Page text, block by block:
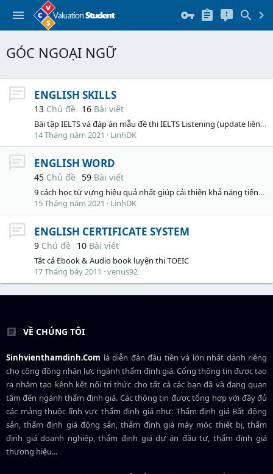
GÓC NGOẠI NGỮ
ENGLISH SKILLS
13 Chủ đề 16 Bài viết
Bài tập IELTS và đáp án mẫu đề thi IELTS Listening (update liên tục 2021)
14 Tháng năm 2021
LinhDK
ENGLISH WORD
45 Chủ đề 59 Bài viết
9 cách học từ vựng hiệu quả nhất giúp cải thiện khả năng tiếng Anh
15 Tháng năm 2021
LinhDK
ENGLISH CERTIFICATE SYSTEM
9 Chủ đề 10 Bài viết
Tất cả Ebook & Audio book luyện thi TOEIC
17 Tháng bảy 2011
venus92
VỀ CHÚNG TÔI
Sinhvienthamdinh.Com là diễn đàn đầu tiên và lớn nhất dành riêng
cho cộng đồng nhân lực ngànhthẩm định giá. Cổng thông tin được tạo
ra nhằm tạo kênh kết nối tri thức cho tất cả các bạn đã và đang quan
tâm đến ngành thẩm định giá. Các thông tin được tổng hợp với đầy đủ
các mảng thuộc lĩnh vực thẩm định giá như: Thẩm định giá Bất động
sản, thẩm định giá động sản, thẩm định giá máy móc thiết bị, thẩm
định giá doanh nghiệp, thẩm định giá dự án đầu tư, thẩm định giá
thương hiệu...